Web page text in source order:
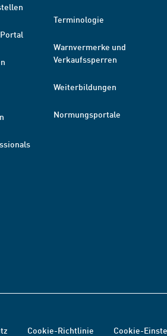
Terminologie
Warnvermerke und
Verkaufssperren
Weiterbildungen
Normungsportale
Cookie-Richtlinie Cookie-